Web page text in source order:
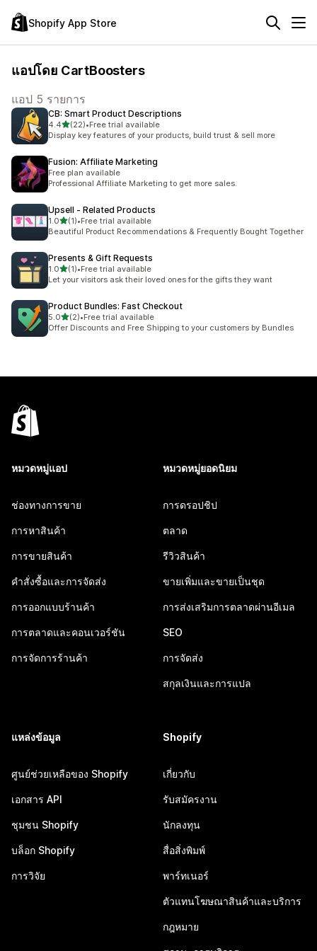
Shopify App Store
แอปโดย CartBoosters
แอป 5 รายการ
CB: Smart Product Descriptions
4.4เต็ม 5 ดาว
(22)
ทั้งหมด 22 รีวิว
•Free trial available
Display key features of your products, build trust & sell more
Fusion: Affiliate Marketing
Free plan available
Professional Affiliate Marketing to get more sales.
Upsell ‑ Related Products
1.0เต็ม 5 ดาว
(1)
ทั้งหมด 1 รีวิว
•Free trial available
Beautiful Product Recommendations & Frequently Bought Together
Presents & Gift Requests
1.0เต็ม 5 ดาว
(1)
ทั้งหมด 1 รีวิว
•Free trial available
Let your visitors ask their loved ones for the gifts they want
Product Bundles: Fast Checkout
5.0เต็ม 5 ดาว
(2)
ทั้งหมด 2 รีวิว
•Free trial available
Offer Discounts and Free Shipping to your customers by Bundles
หมวดหมู่แอป
ช่องทางการขาย
การหาสินค้า
การขายสินค้า
คำสั่งซื้อและการจัดส่ง
การออกแบบร้านค้า
การตลาดและคอนเวอร์ชัน
การจัดการร้านค้า
หมวดหมู่ยอดนิยม
การดรอปชิป
ตลาด
รีวิวสินค้า
ขายเพิ่มและขายเป็นชุด
การส่งเสริมการตลาดผ่านอีเมล
SEO
การจัดส่ง
สกุลเงินและการแปล
แหล่งข้อมูล
ศูนย์ช่วยเหลือของ Shopify
เอกสาร API
ชุมชน Shopify
บล็อก Shopify
การวิจัย
Shopify
เกี่ยวกับ
รับสมัครงาน
นักลงทุน
สื่อสิ่งพิมพ์
พาร์ทเนอร์
ตัวแทนโฆษณาสินค้าและบริการ
กฎหมาย